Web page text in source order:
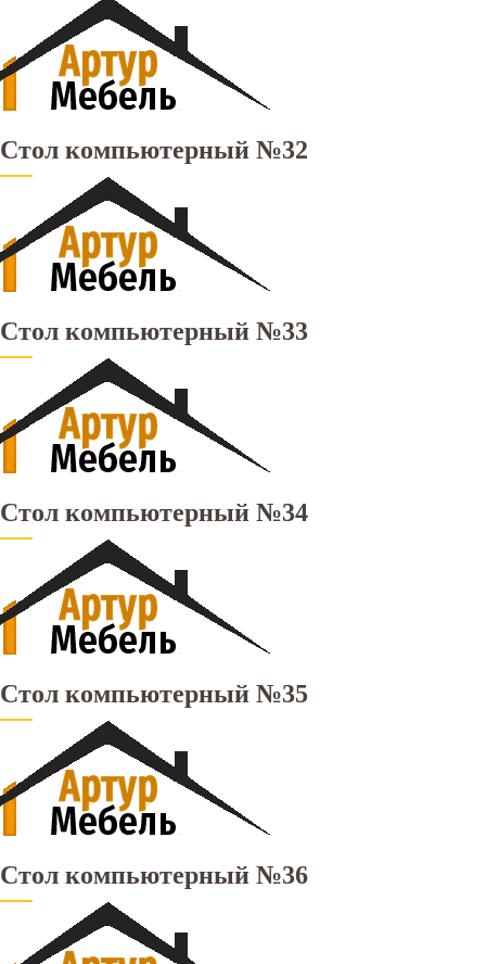
Стол компьютерный №32
Стол компьютерный №33
Стол компьютерный №34
Стол компьютерный №35
Стол компьютерный №36